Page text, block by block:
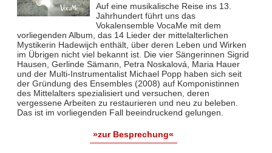
Auf eine musikalische Reise ins 13.
Jahrhundert führt uns das
Vokalensemble VocaMe mit dem
vorliegenden Album, das 14 Lieder der mittelalterlichen
Mystikerin Hadewijch enthält, über deren Leben und Wirken
im Übrigen nicht viel bekannt ist. Die vier Sängerinnen Sigrid
Hausen, Gerlinde Sämann, Petra Noskalová, Maria Hauer
und der Multi-Instrumentalist Michael Popp haben sich seit
der Gründung des Ensembles (2008) auf Komponistinnen
des Mittelalters spezialisiert und versuchen, deren
vergessene Arbeiten zu restaurieren und neu zu beleben.
Das ist im vorliegenden Fall beeindruckend gelungen.
»zur Besprechung«